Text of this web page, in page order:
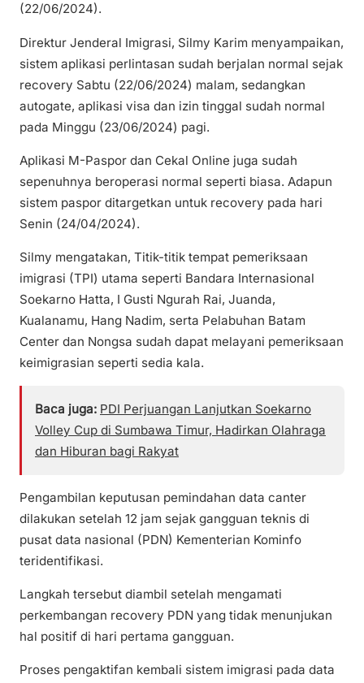
(22/06/2024).
Direktur Jenderal Imigrasi, Silmy Karim menyampaikan,
sistem aplikasi perlintasan sudah berjalan normal sejak
recovery Sabtu (22/06/2024) malam, sedangkan
autogate, aplikasi visa dan izin tinggal sudah normal
pada Minggu (23/06/2024) pagi.
Aplikasi M-Paspor dan Cekal Online juga sudah
sepenuhnya beroperasi normal seperti biasa. Adapun
sistem paspor ditargetkan untuk recovery pada hari
Senin (24/04/2024).
Silmy mengatakan, Titik-titik tempat pemeriksaan
imigrasi (TPI) utama seperti Bandara Internasional
Soekarno Hatta, I Gusti Ngurah Rai, Juanda,
Kualanamu, Hang Nadim, serta Pelabuhan Batam
Center dan Nongsa sudah dapat melayani pemeriksaan
keimigrasian seperti sedia kala.
Baca juga: PDI Perjuangan Lanjutkan Soekarno
Volley Cup di Sumbawa Timur, Hadirkan Olahraga
dan Hiburan bagi Rakyat
Pengambilan keputusan pemindahan data canter
dilakukan setelah 12 jam sejak gangguan teknis di
pusat data nasional (PDN) Kementerian Kominfo
teridentifikasi.
Langkah tersebut diambil setelah mengamati
perkembangan recovery PDN yang tidak menunjukan
hal positif di hari pertama gangguan.
Proses pengaktifan kembali sistem imigrasi pada data